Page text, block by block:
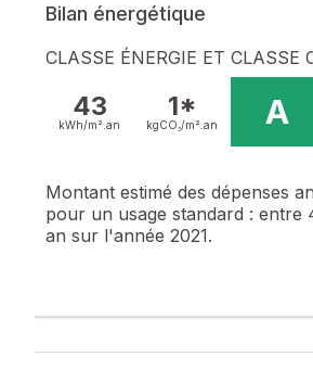
Bilan énergétique
CLASSE ÉNERGIE ET CLASSE
43
kWh/m². an
1*
kgCO₂/m². an A
Montant estimé des dépenses
pour un usage standard : entre
an sur l'année 2021.